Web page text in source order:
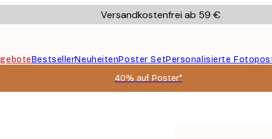
Versandkostenfrei ab 59 €
BestsellerNeuheitenPoster SetPersonalisierte
40% auf Poster*